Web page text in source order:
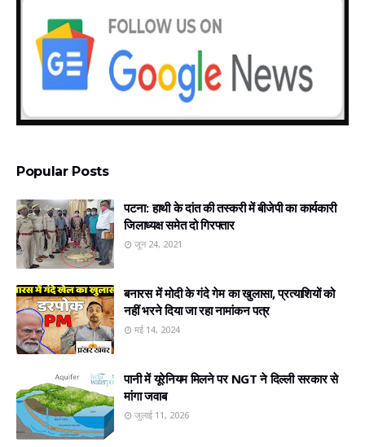
Popular Posts
पटना: हाथी के दांत की तस्करी में बीजेपी का कार्यकारी
जिलाध्यक्ष समेत दो गिरफ्तार
जून 24, 2021
बनारस में मोदी के गंदे गेम का खुलासा, प्रत्‍याशियों को
नहीं भरने दिया जा रहा नामांकन पत्र
मई 14, 2024
पानी में यूरेनियम मिलने पर NGT ने दिल्ली सरकार से
मांगा जवाब
जुलाई 11, 2026